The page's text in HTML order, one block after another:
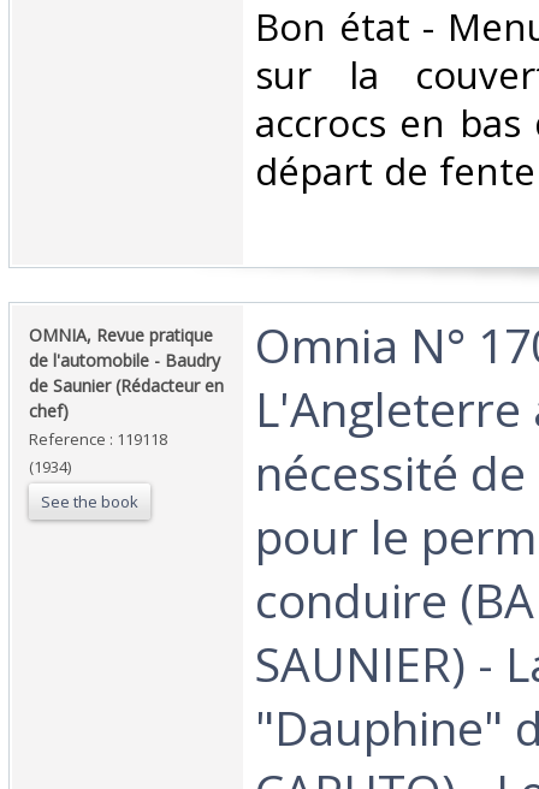
‎Bon état -
sur la
accrocs en
départ de
‎OMNIA, Revue pratique
de l'automobile - Baudry
de Saunier (Rédacteur en
chef)‎
Reference : 119118
(1934)
See the book
‎Omnia N°
L'Angleterre
nécessité
pour le
conduire
SAUNIER) -
"Dauphine"